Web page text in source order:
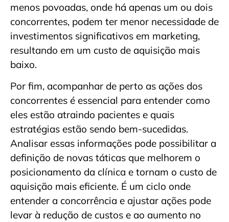
menos povoadas, onde há apenas um ou dois
concorrentes, podem ter menor necessidade de
investimentos significativos em marketing,
resultando em um custo de aquisição mais
baixo.
Por fim, acompanhar de perto as ações dos
concorrentes é essencial para entender como
eles estão atraindo pacientes e quais
estratégias estão sendo bem-sucedidas.
Analisar essas informações pode possibilitar a
definição de novas táticas que melhorem o
posicionamento da clínica e tornam o custo de
aquisição mais eficiente. É um ciclo onde
entender a concorrência e ajustar ações pode
levar à redução de custos e ao aumento no